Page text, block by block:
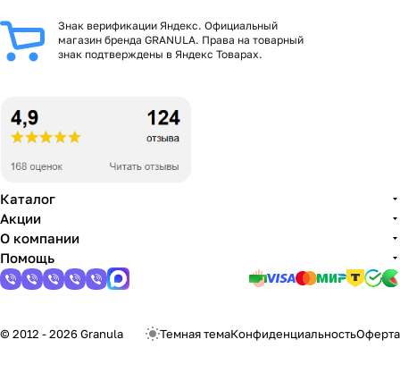
Знак верификации Яндекс. Официальный
магазин бренда GRANULA. Права на товарный
знак подтверждены в Яндекс Товарах.
Каталог
Акции
О компании
Помощь
© 2012 - 2026 Granula Темная темаКонфиденциальностьОферта